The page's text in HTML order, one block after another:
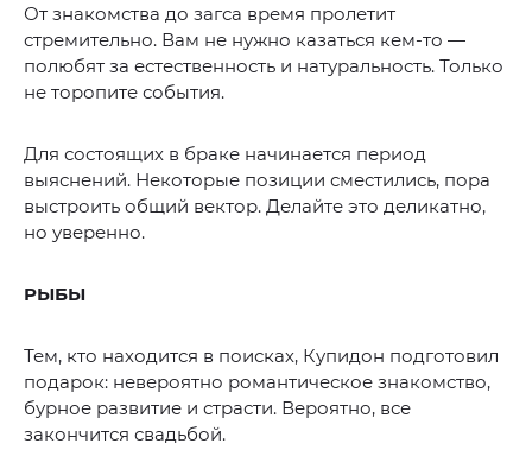
От знакомства до загса время пролетит
стремительно. Вам не нужно казаться кем-то —
полюбят за естественность и натуральность. Только
не торопите события.
Для состоящих в браке начинается период
выяснений. Некоторые позиции сместились, пора
выстроить общий вектор. Делайте это деликатно,
но уверенно.
РЫБЫ
Тем, кто находится в поисках, Купидон подготовил
подарок: невероятно романтическое знакомство,
бурное развитие и страсти. Вероятно, все
закончится свадьбой.